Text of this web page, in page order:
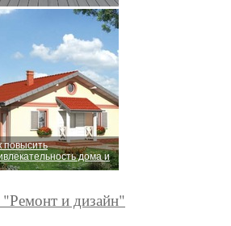
повысить
дома и
"Ремонт и дизайн"